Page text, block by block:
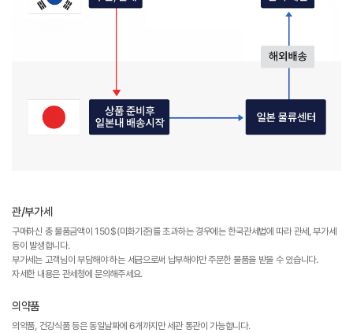
관/부가세
구매하신 총 물품금액이 150$(미화기준)를 초과하는 경우에는 한국관세법에 따라 관세, 부가세
등이 발생합니다.
부가세는 고객님이 부담해야 하는 세금으로써 납부해야만 주문한 물품을 받을 수 있습니다.
자세한 내용은 관세청에 문의해주세요.
의약품
의약품, 건강식품 등은 동일날짜에 6개까지만 세관 통관이 가능합니다.